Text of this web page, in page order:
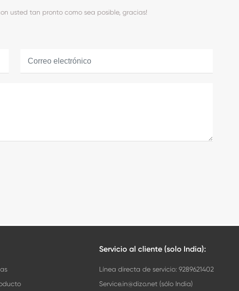
usted tan pronto como sea posible, gracias!
Servicio al cliente (solo India):
Línea directa de servicio: 9289621402
Service.in@dizo.net (sólo India)